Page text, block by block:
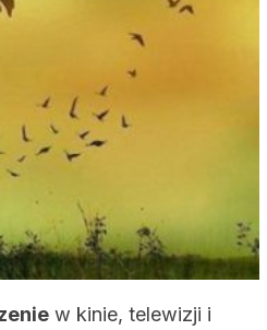
w kinie, telewizji i